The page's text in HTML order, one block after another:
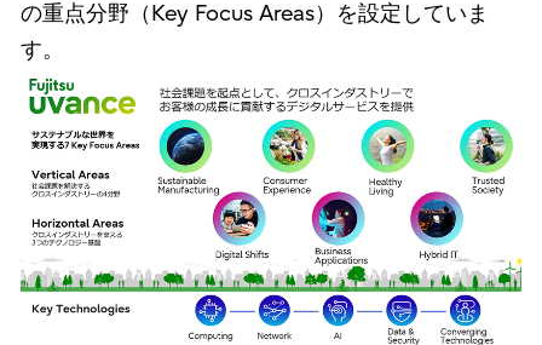
の重点分野（Key Focus Areas）を設定していま
す。